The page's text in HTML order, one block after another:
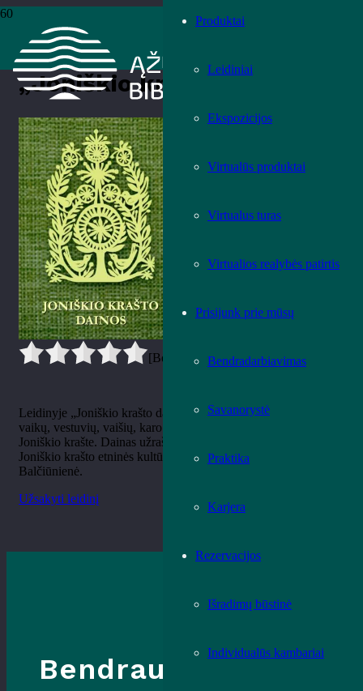
Produktai
Leidiniai
Ekspozicijos
Virtualūs produktai
Virtualus turas
Virtualios realybės patirtis
Prisijunk prie mūsų
Bendradarbiavimas
Savanorystė
Praktika
Karjera
Rezervacijos
Išradimų būstinė
Individualūs kambariai
Muzikos leidiniai›
dainos“
„Joniškio krašto dainos“
Įvertink knygą!
[Bendrai: Vidurkis:0]
Leidinyje „Joniškio krašto dainos“ publikuojami 65 šienapjūtės,
vaikų, vestuvių, vaišių, karo dainų tekstai su natomis, užrašyti
Joniškio krašte. Dainas užrašė, tekstus ir melodijas iššifravo
Joniškio krašto etninės kultūros puoselėtoja Rita Kipšaitė–
Balčiūnienė.
Užsakyti leidinį
Bendraukime